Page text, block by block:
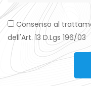
Consenso al
dell'Art. 13 D.Lgs 196/03